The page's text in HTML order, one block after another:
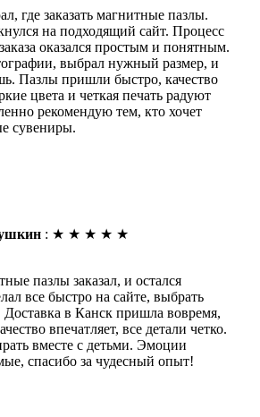
где заказать магнитные пазлы.
на подходящий сайт. Процесс
оказался простым и понятным.
выбрал нужный размер, и
Пазлы пришли быстро, качество
цвета и четкая печать радуют
рекомендую тем, кто хочет
сувениры.
: ★ ★ ★ ★ ★
пазлы заказал, и остался
все быстро на сайте, выбрать
Доставка в Канск пришла вовремя,
впечатляет, все детали четко.
вместе с детьми. Эмоции
спасибо за чудесный опыт!